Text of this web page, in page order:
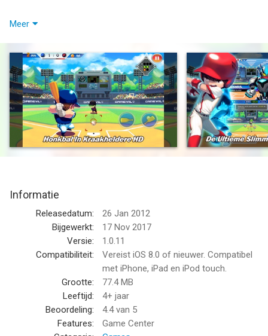
Baseball Superstars®2012, De Ultieme Slimme Honkbal
"Baseball Superstars 2012 is engaging in all the right ways. The
core gameplay mechanics are incredibly easy to learn, but not
so easy to master." - (4/5 Stars) Toucharcade.com
"There is literally something here for everyone in Baseball
Superstars 2012." - (4/4 Stars) Slidetoplay.com
"It’s a very nicely executed freemium title that offers a ton of
Stap in de spotlights voor de beste bal ervaring in de App Store,
nu beter dan ooit in geweldige HD! Nu ongelimiteerde
mogelijkheden zonder de level restricties, verbeterde sla en
vangtechnieken, eindeloze aanpassingen, nieuwe superspelers
en meer speelmodes. Of je nou een team naar het
kampioenschap wilt leiden of een beginner naar de Hall of
Fame wilt brengen, jij hebt het allemaal zelf in de hand.
Speel mee in de serie welke al meer dan 30 miljoen keer
Meer
Informatie
Releasedatum:
26 Jan 2012
Bijgewerkt:
17 Nov 2017
Versie:
1.0.11
Compatibiliteit:
Vereist iOS 8.0 of nieuwer. Compatibel
met iPhone, iPad en iPod touch.
Grootte:
77.4 MB
Leeftijd:
4+ jaar
Beoordeling:
4.4van 5
Features:
Game Center